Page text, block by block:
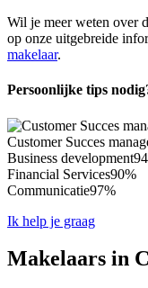
Wil je meer weten over
op onze uitgebreide
makelaar.
Persoonlijke tips
Customer Succes
Business development
Financial Services90%
Communicatie97%
Ik help je graag
Makelaars in